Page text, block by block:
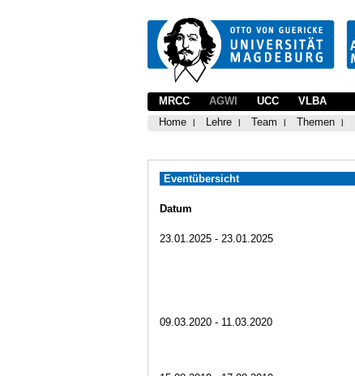
MRCC
AGWI
Home
Lehre Team Themen
UCC VLBA
Eventübersicht
Datum
23.01.2025 - 23.01.2025
09.03.2020 - 11.03.2020